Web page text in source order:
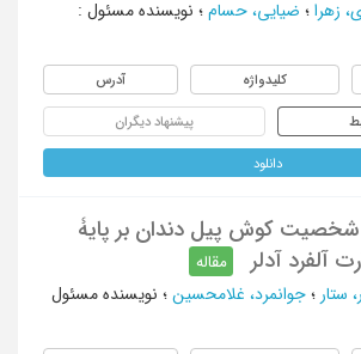
زهرا ؛ ضیایی، حسام ؛ نویسنده مسئول :
کلیدواژه آدرس
پیشنهاد دیگران
دانلود
شخصیت کوش پیل دندان بر پایۀ
آلفرد آدلر
مقاله
ستار ؛ جوانمرد، غلامحسین ؛ نویسنده مسئول